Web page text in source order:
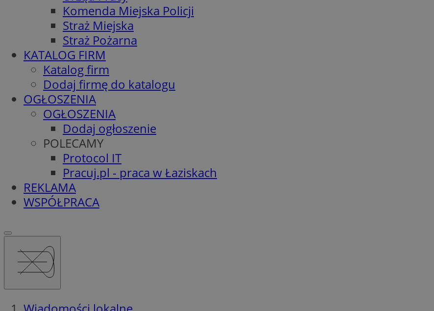
Komenda Miejska Policji
Straż Miejska
Straż Pożarna
KATALOG FIRM
Katalog firm
Dodaj firmę do katalogu
OGŁOSZENIA
OGŁOSZENIA
Dodaj ogłoszenie
POLECAMY
Protocol IT
Pracuj.pl - praca w Łaziskach
REKLAMA
WSPÓŁPRACA